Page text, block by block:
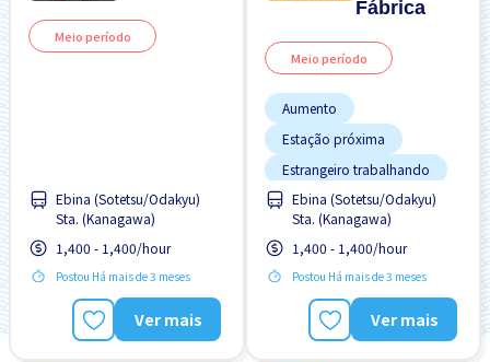
Meio período
Ebina (Sotetsu/Odakyu)
Sta. (Kanagawa)
1,400 - 1,400/hour
Postou Há mais de 3 meses
Ver mais
Fábrica
Meio período
Aumento
Estação próxima
Estrangeiro trabalhando
Preferência por Mulheres
Salário adiantado
Sem CV
Transporte pago
Ebina (Sotetsu/Odakyu)
Sta. (Kanagawa)
1,400 - 1,400/hour
Postou Há mais de 3 meses
Ver mais